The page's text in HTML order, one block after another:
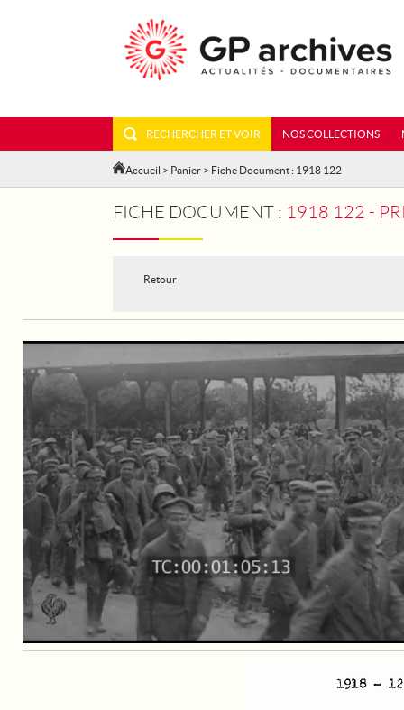
RECHERCHER ET VOIR NOS COLLECTIONS
Accueil > Panier > Fiche Document : 1918 122
FICHE DOCUMENT : 1918 122 -
Retour